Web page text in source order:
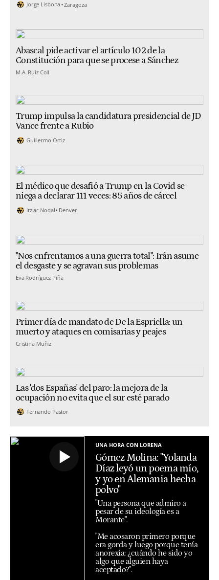
Jorge Lisbona Zaragoza
Abascal pide activar el artículo 102 de la
Constitución para que se procese a Sánchez
M.A. Ruiz Coll
Trump impulsa la candidatura presidencial de JD
Vance frente a Rubio
Guillermo Ortiz
El médico que desafió a Trump en la Covid se
niega a declarar 111 veces: 85 años de cárcel
Itziar Nodal Denver
"Nos enfrentamos a una guerra total": Irán asume
el desgaste y se agravan sus problemas
Eva Rodríguez Piña
Primer día de mandato de De la Espriella: un
muerto y ataques en comisarias y peajes
Cristina Muñiz
Las 'dos Españas' del paro: la mejora de la
ocupación no evita que el sur esté parado
Fernando Pastor
UNA HORA CON LORENA
Gómez Molina: "Yolanda
Díaz leyó un poema mío,
y yo en Alemania hecha
polvo"
"Una persona que admiro a
pesar de su ideología es a
Morante".
"Me acosaron primero porque
era gorda y luego porque tenía
anorexia: ¿cuándo he sido yo
algo que alguien haya
aceptado?".